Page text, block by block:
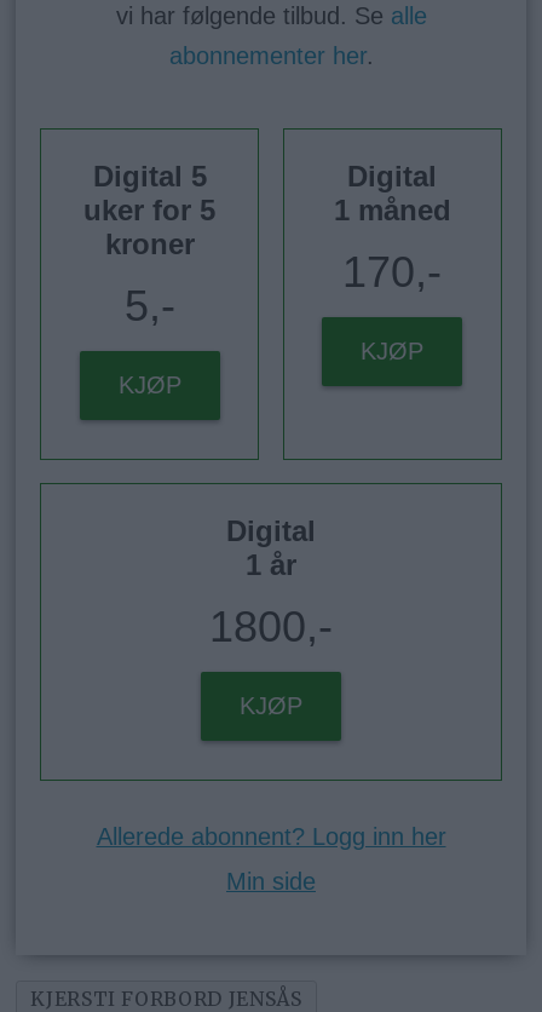
vi har følgende tilbud. Se alle
abonnementer her.
Digital 5
uker for 5
kroner
5,-
KJØP
Digital
1 måned
170,-
KJØP
Digital
1 år
1800,-
KJØP
Allerede abonnent? Logg inn her
Min side
KJERSTI FORBORD JENSÅS